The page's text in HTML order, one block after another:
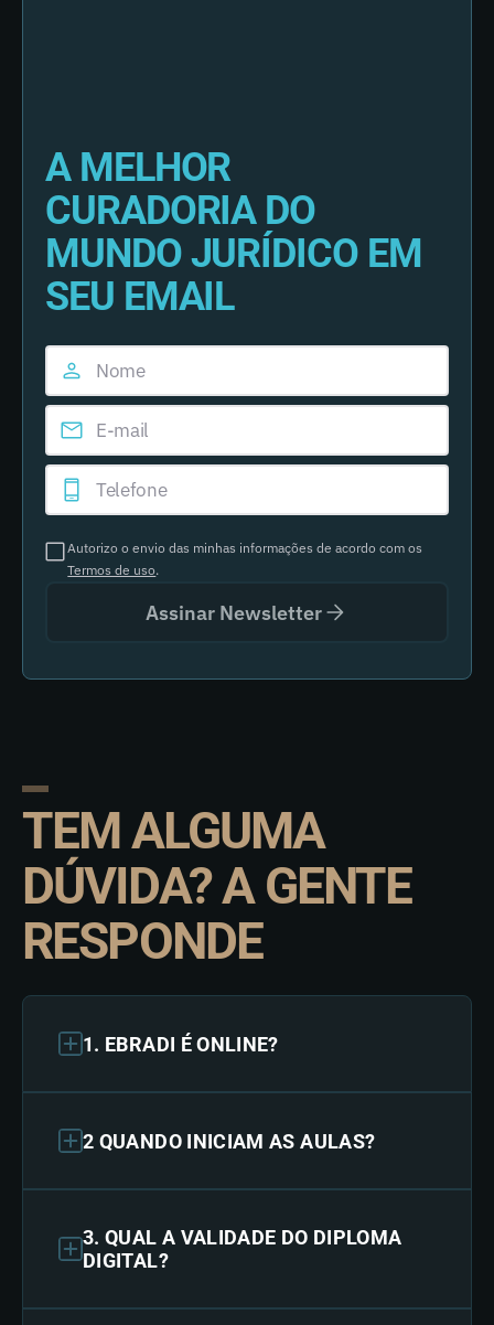
A MELHOR
CURADORIA DO
MUNDO JURÍDICO EM
SEU EMAIL
Autorizo o envio das minhas informações de acordo com os
Termos de uso.
Assinar Newsletter
TEM ALGUMA
DÚVIDA? A GENTE
RESPONDE
1. EBRADI É ONLINE?
2 QUANDO INICIAM AS AULAS?
3. QUAL A VALIDADE DO DIPLOMA
DIGITAL?